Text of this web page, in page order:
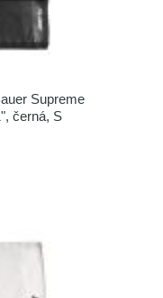
Supreme
černá, S